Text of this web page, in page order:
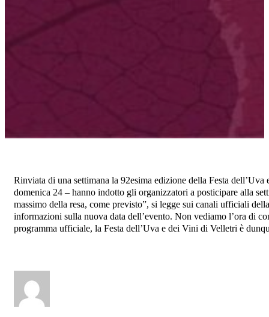
Rinviata di una settimana la 92esima edizione della Festa
domenica 24 – hanno indotto gli organizzatori a posticipare alla
massimo della resa, come previsto”, si legge sui canali ufficiali
informazioni sulla nuova data dell’evento. Non vediamo l’ora di
programma ufficiale, la Festa dell’Uva e dei Vini di Velletri è